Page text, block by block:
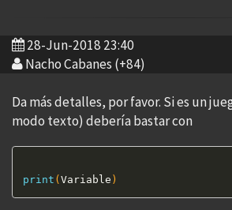
28-Jun-2018 23:40
Nacho Cabanes (+84)
Da más detalles, por favor. Si es un
modo texto) debería bastar con
print ( Variable )